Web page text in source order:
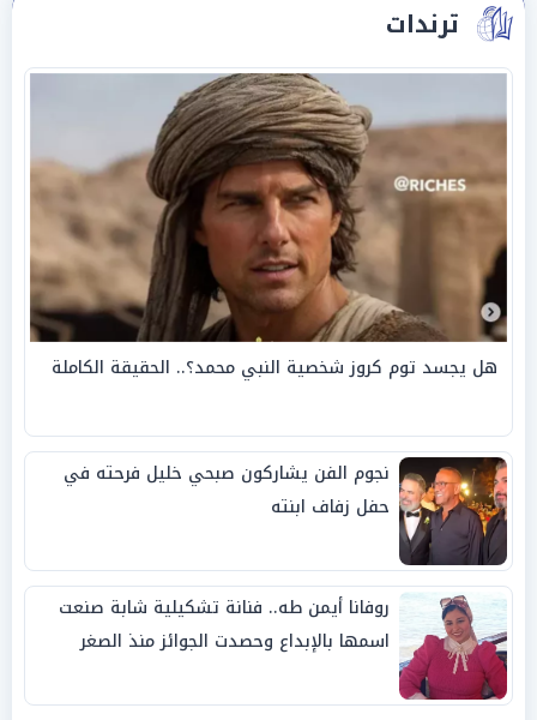
ترندات
هل يجسد توم كروز شخصية النبي محمد؟.. الحقيقة الكاملة
نجوم الفن يشاركون صبحي خليل فرحته في
حفل زفاف ابنته
روفانا أيمن طه.. فنانة تشكيلية شابة صنعت
اسمها بالإبداع وحصدت الجوائز منذ الصغر